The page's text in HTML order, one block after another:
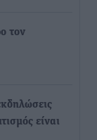
τον
είναι